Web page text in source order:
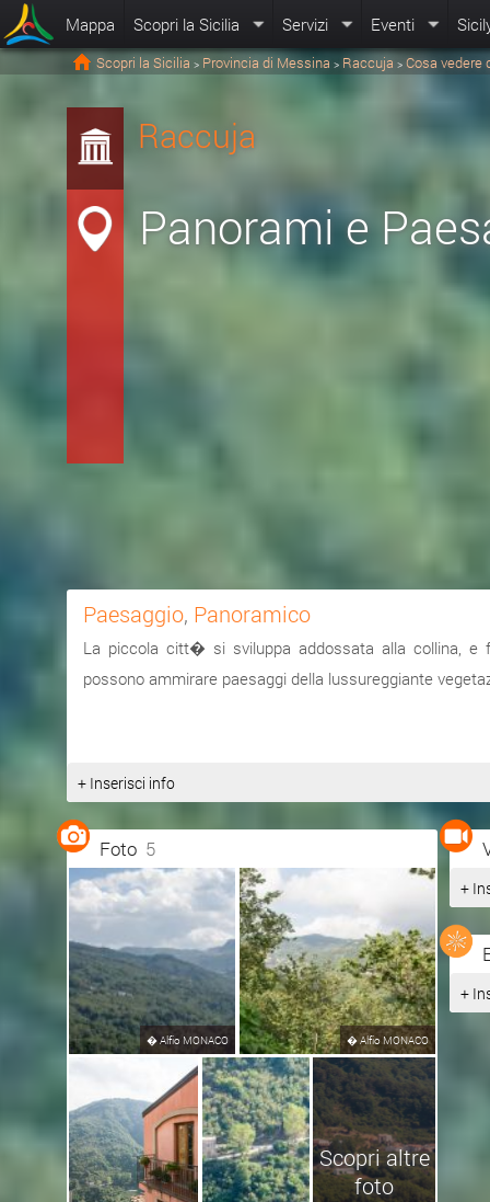
Mappa Scopri la Sicilia Servizi Eventi
Scopri la Sicilia > Provincia di Messina > Raccuja > Cosa vedere
Raccuja
Panorami e
Paesaggio, Panoramico
La piccola citt� si sviluppa addossata alla collina, e
possono ammirare paesaggi della lussureggiante
+ Inserisci info
Foto 5
�Alfio MONACO �Alfio MONACO
Scopri altre
foto
+
+